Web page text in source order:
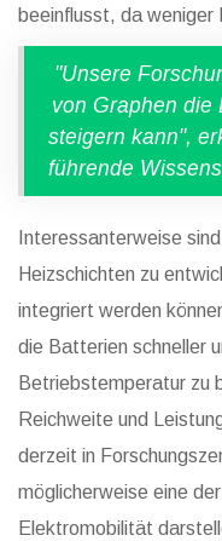
beeinflusst, da weniger
"Unsere
von Graphen die
steigern kann",
führende
Interessanterweise
Heizschichten zu
integriert werden
die Batterien schneller
Betriebstemperatur zu
Reichweite und
derzeit in
möglicherweise eine
Elektromobilität